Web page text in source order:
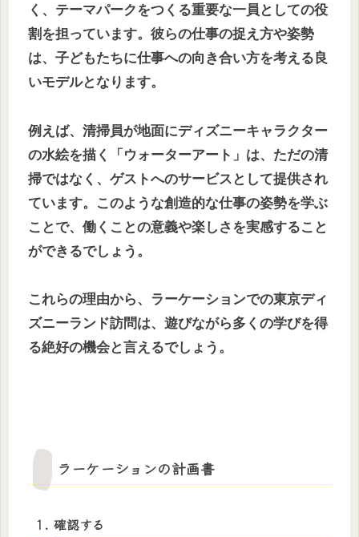
く、テーマパークをつくる重要な一員としての役
割を担っています。彼らの仕事の捉え方や姿勢
は、子どもたちに仕事への向き合い方を考える良
いモデルとなります。
例えば、清掃員が地面にディズニーキャラクター
の水絵を描く「ウォーターアート」は、ただの清
掃ではなく、ゲストへのサービスとして提供され
ています。このような創造的な仕事の姿勢を学ぶ
ことで、働くことの意義や楽しさを実感すること
ができるでしょう。
これらの理由から、ラーケーションでの東京ディ
ズニーランド訪問は、遊びながら多くの学びを得
る絶好の機会と言えるでしょう。
ラーケーションの計画書
1. 確認する